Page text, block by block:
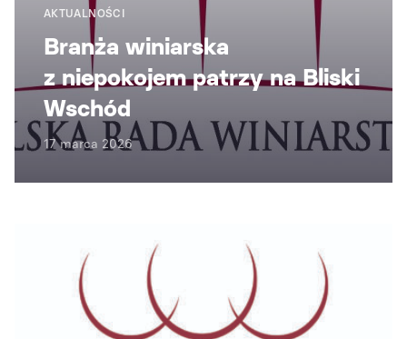
AKTUALNOŚCI
Branża winiarska
z niepokojem patrzy na Bliski
Wschód
17 marca 2026